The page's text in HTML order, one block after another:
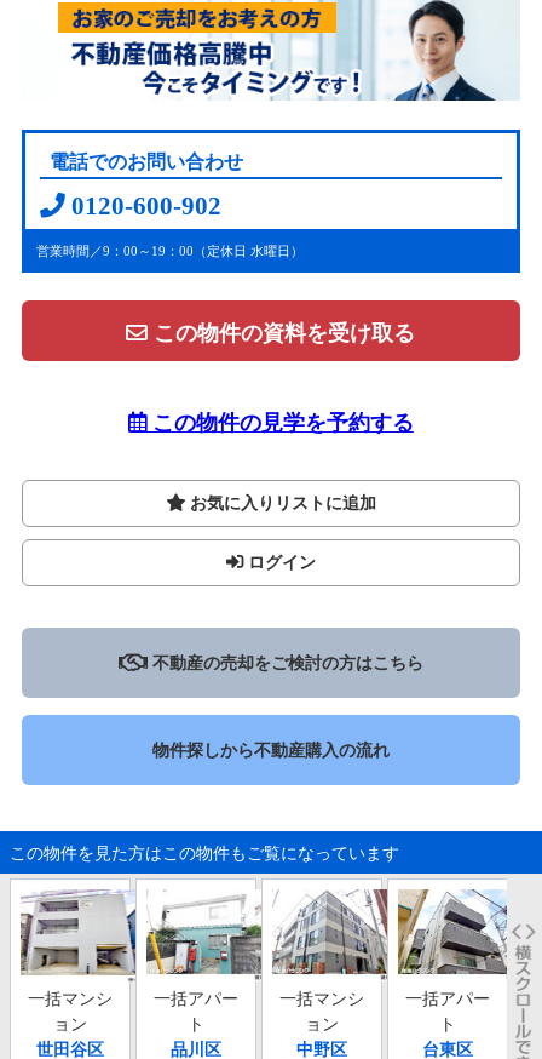
電話でのお問い合わせ
0120-600-902
営業時間／9：00～19：00（定休日 水曜日）
この物件の資料を受け取る
この物件の見学を予約する
お気に入りリストに追加
ログイン
不動産の売却をご検討の方はこちら
物件探しから不動産購入の流れ
この物件を見た方はこの物件もご覧になっています
一括マンシ
ョン
世田谷区
一括アパー
ト
品川区
一括マンシ
ョン
中野区
一括アパー
ト
台東区